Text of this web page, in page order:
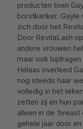
producten toen
borstkanker. Gayle
zich door het
Door RevitaLash
andere vrouwen
maar ook
Helaas overleed
nog steeds haar
volledig in het
zetten zij en hun
alleen in de
gehele jaar door